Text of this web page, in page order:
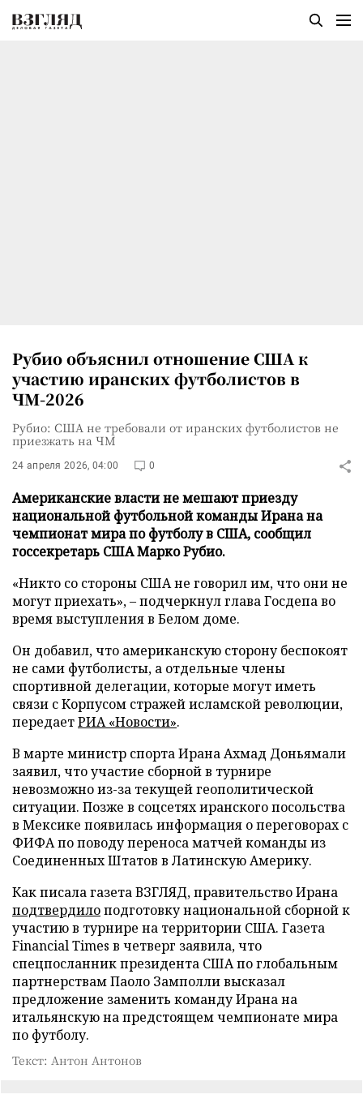
Рубио объяснил отношение США к
участию иранских футболистов в
ЧМ-2026
Рубио: США не требовали от иранских футболистов не
приезжать на ЧМ
24 апреля 2026, 04:00 0
Американские власти не мешают приезду
национальной футбольной команды Ирана на
чемпионат мира по футболу в США, сообщил
госсекретарь США Марко Рубио.
«Никто со стороны США не говорил им, что они не
могут приехать», – подчеркнул глава Госдепа во
время выступления в Белом доме.
Он добавил, что американскую сторону беспокоят
не сами футболисты, а отдельные члены
спортивной делегации, которые могут иметь
связи с Корпусом стражей исламской революции,
передаетРИА «Новости».
В марте министр спорта Ирана Ахмад Доньямали
заявил, что участие сборной в турнире
невозможно из-за текущей геополитической
ситуации. Позже в соцсетях иранского посольства
в Мексике появилась информация о переговорах с
ФИФА по поводу переноса матчей команды из
Соединенных Штатов в Латинскую Америку.
Как писала газета ВЗГЛЯД, правительство Ирана
подтвердилоподготовку национальной сборной к
участию в турнире на территории США. Газета
Financial Times в четверг заявила, что
спецпосланник президента США по глобальным
партнерствам Паоло Замполли высказал
предложение заменить команду Ирана на
итальянскую на предстоящем чемпионате мира
по футболу.
Текст: Антон Антонов